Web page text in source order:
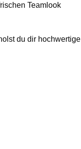
Teamlook
du dir hochwertige